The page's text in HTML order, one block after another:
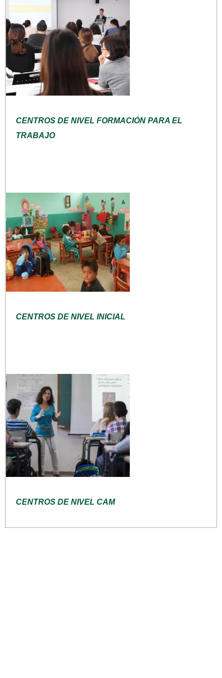
CENTROS DE NIVEL FORMACIÓN PARA EL
TRABAJO
CENTROS DE NIVEL INICIAL
CENTROS DE NIVEL CAM